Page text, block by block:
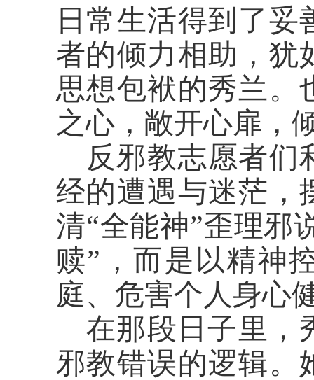
日常生活得到了
者的倾力相助，犹
思想包袱的秀兰。
之心，敞开心扉，
反邪教志愿者们
经的遭遇与迷茫，
清“全能神”歪理邪
赎”，而是以精神
庭、危害个人身心
在那段日子里，
邪教错误的逻辑。